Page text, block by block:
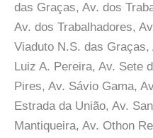
das Graças, Av. dos
Av. dos Trabalhadores,
Viaduto N.S. das
Luiz A. Pereira, Av. Sete
Pires, Av. Sávio Gama,
Estrada da União, Av.
Mantiqueira, Av. Othon